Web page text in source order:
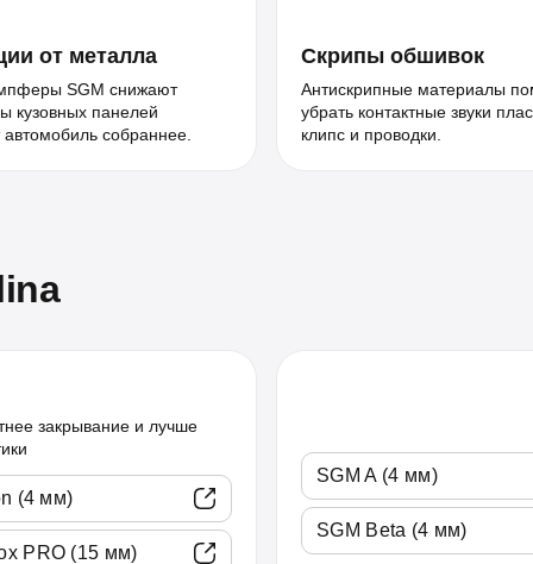
от металла
SGM снижают
кузовных панелей
собраннее.
Скрипы обшивок
Антискрипные материалы
убрать контактные звуки
клипс и проводки.
закрывание и лучше
(4 мм)
PRO (15 мм)
SGM A (4 мм)
SGM Beta (4 мм)